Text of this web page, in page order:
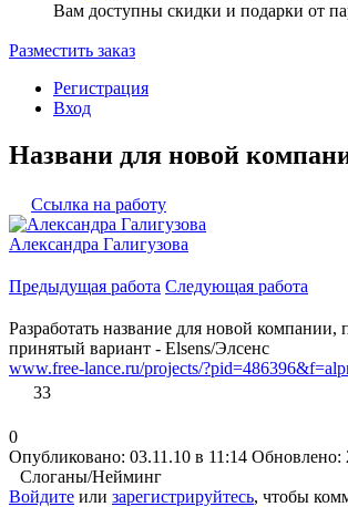
Вам доступны скидки и подарки от
Разместить заказ
Регистрация
Вход
Названи для новой
Ссылка на работу
Александра Галигузова
Предыдущая работа Следующая работа
Разработать название для новой
принятый вариант - Elsens/Элсенс
www.free-lance.ru/projects/
33
0
Опубликовано: 03.11.10 в 11:14 Обновлено:
Слоганы/Нейминг
Войдите или зарегистрируйтесь, чтобы